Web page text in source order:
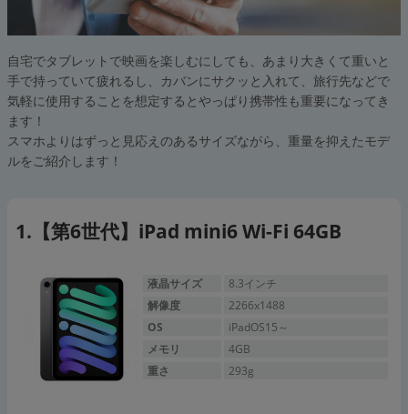
自宅でタブレットで映画を楽しむにしても、あまり大きくて重いと
手で持っていて疲れるし、カバンにサクッと入れて、旅行先などで
気軽に使用することを想定するとやっぱり携帯性も重要になってき
ます！
スマホよりはずっと見応えのあるサイズながら、重量を抑えたモデ
ルをご紹介します！
【第6世代】iPad mini6 Wi-Fi 64GB
液晶サイズ
8.3インチ
解像度
2266x1488
OS
iPadOS15～
メモリ
4GB
重さ
293g